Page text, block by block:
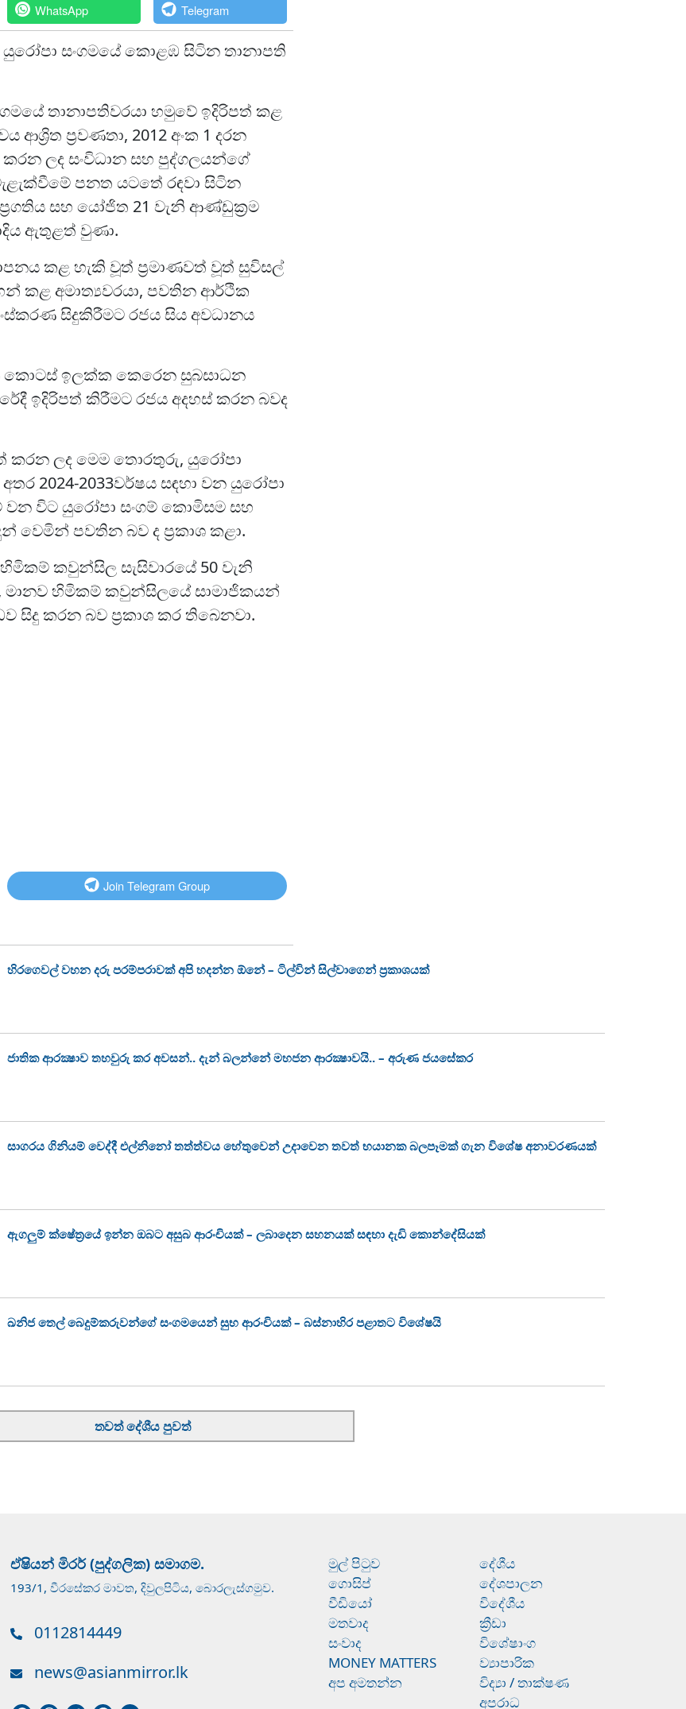
WhatsApp Telegram
යුරෝපා සංගමයේ කොළඹ සිටින තානාපති
තානාපතිවරයා හමුවේ ඉදිරිපත් කළ
ප්‍රවණතා, 2012 අංක 1 දරන
ලද සංවිධාන සහ පුද්ගලයන්ගේ
පනත යටතේ රඳවා සිටින
සහ යෝජිත 21 වැනි ආණ්ඩුක්‍රම
ඇතුළත් වුණා.
කළ හැකි වූත් ප්‍රමාණවත් වූත් සුවිසල්
කළ අමාත්‍යවරයා, පවතින ආර්ථික
සිදුකිරීමට රජය සිය අවධානය
කොටස් ඉලක්ක කෙරෙන සුබසාධන
ඉදිරිපත් කිරීමට රජය අදහස් කරන බවද
කරන ලද මෙම තොරතුරු, යුරෝපා
2024-2033වර්ෂය සඳහා වන යුරෝපා
වන විට යුරෝපා සංගම් කොමිසම සහ
වෙමින් පවතින බව ද ප්‍රකාශ කළා.
කවුන්සිල සැසිවාරයේ 50 වැනි
මානව හිමිකම් කවුන්සිලයේ සාමාජිකයන්
සිදු කරන බව ප්‍රකාශ කර තිබෙනවා.
Join Telegram Group
හිරගෙවල් වහන දරු පරම්පරාවක් අපි හදන්න ඕනේ – ටිල්වින් සිල්වාගෙන් ප්‍රකාශයක්
ජාතික ආරක්‍ෂාව තහවුරු කර අවසන්.. දැන් බලන්නේ මහජන ආරක්‍ෂාවයි.. – අරුණ ජයසේකර
සාගරය ගිනියම් වෙද්දී එල්නිනෝ තත්ත්වය හේතුවෙන් උදාවෙන තවත් භයානක බලපෑමක් ගැන විශේෂ අනාවරණයක්
ඇගලුම් ක්ෂේත්‍රයේ ඉන්න ඔබට අසුබ ආරංචියක් – ලබාදෙන සහනයක් සඳහා දැඩි කොන්දේසියක්
ඛනිජ තෙල් බෙදුම්කරුවන්ගේ සංගමයෙන් සුභ ආරංචියක් – බස්නාහිර පළාතට විශේෂයි
තවත් දේශීය පුවත්
ඒෂියන් මිරර් (පුද්ගලික) සමාගම.
193/1, වීරසේකර මාවත, දිවුලපිටිය, බොරලැස්ගමුව.
0112814449
news@asianmirror.lk
මුල් පිටුව
ගොසිප්
වීඩියෝ
මතවාද
සංවාද
MONEY MATTERS
අප අමතන්න
දේශීය
දේශපාලන
විදේශීය
ක්‍රීඩා
විශේෂාංග
ව්‍යාපාරික
විද්‍යා / තාක්ෂණ
අපරාධ